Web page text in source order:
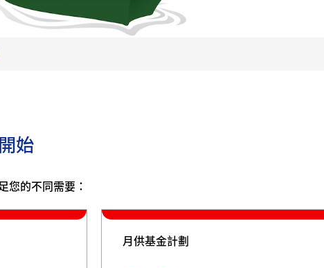
始
您的不同需要：
月供基金計劃